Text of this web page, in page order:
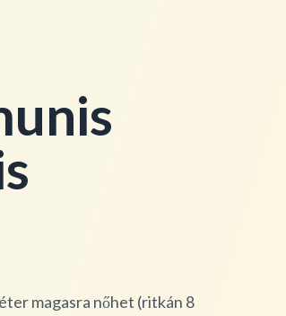
magasra nőhet (ritkán 8